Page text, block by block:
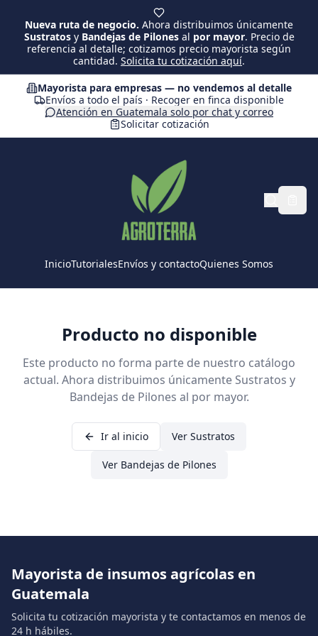
Nueva ruta de negocio. Ahora distribuimos únicamente
Sustratosy Bandejas de Pilonesal por mayor. Precio de
referencia al detalle; cotizamos precio mayorista según
cantidad. Solicita tu cotización aquí.
Mayorista para empresas — no vendemos al detalle
Envíos a todo el país · Recoger en finca disponible
Atención en Guatemala solo por chat y correo
Solicitar cotización
InicioTutorialesEnvíos y contactoQuienes Somos
Producto no disponible
Este producto no forma parte de nuestro catálogo
actual. Ahora distribuimos únicamente Sustratos y
Bandejas de Pilones al por mayor.
Ir al inicio Ver Sustratos
Ver Bandejas de Pilones
Mayorista de insumos agrícolas en
Guatemala
Solicita tu cotización mayorista y te contactamos en menos de
24 h hábiles.